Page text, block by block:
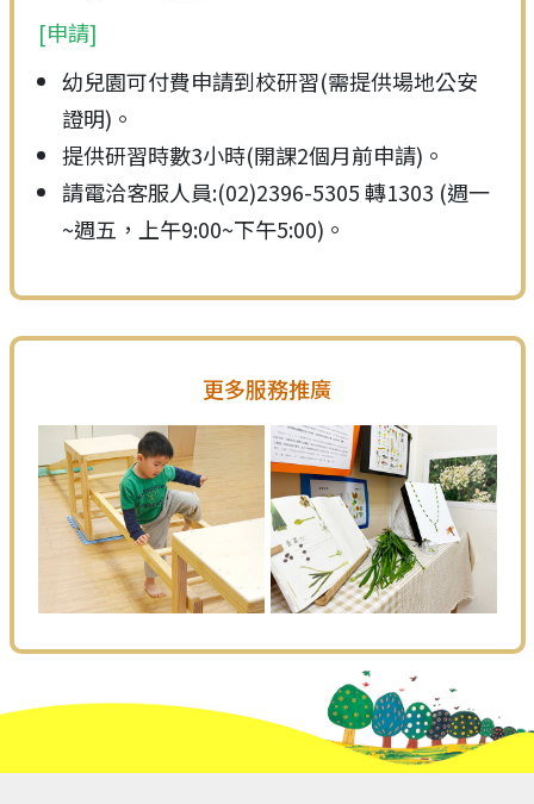
[申請]
幼兒園可付費申請到校研習(需提供場地公安
證明)。
提供研習時數3小時(開課2個月前申請)。
請電洽客服人員:(02)2396-5305 轉1303 (週一
~週五，上午9:00~下午5:00)。
更多服務推廣